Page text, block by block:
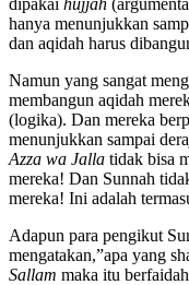
orang-orang yang sesat
dipakaihujjah
hanya menunjukkan
Namun yang sangat
membangun aqidah
(logika). Dan mereka
menunjukkan sampai
Azza wa Jallatidak bisa
mereka! Dan Sunnah
Adapun para pengikut
mengatakan,”apa yang